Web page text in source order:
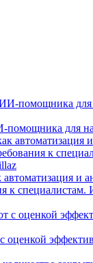
помощника для
и
к специалистам.
оценкой